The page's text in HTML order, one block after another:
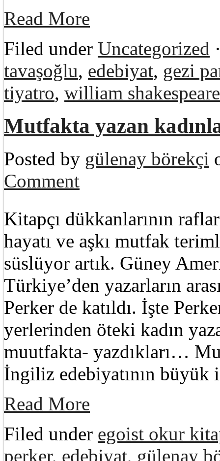
Read More
Filed under Uncategorized
tavaşoğlu, edebiyat, gezi
tiyatro, william shakespeare
Mutfakta yazan
Posted by gülenay börekçi
Comment
Kitapçı dükkanlarının
hayatı ve aşkı mutfak
süslüyor artık. Güney
Türkiye’den yazarların
Perker de katıldı. İşte
yerlerinden öteki kadın
muutfakta- yazdıkları…
İngiliz edebiyatının
Read More
Filed under egoist okur
perker, edebiyat, gülenay